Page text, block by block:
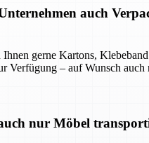
auch
Ihnen gerne Kartons,
Verfügung – auf Wunsch
nur Möbel